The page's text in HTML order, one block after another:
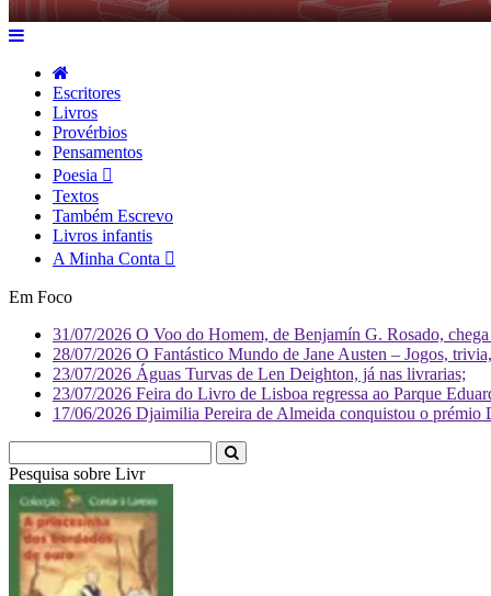
Escritores
Livros
Provérbios
Pensamentos
Poesia
Textos
Também Escrevo
Livros infantis
A Minha Conta
Em Foco
31/07/2026 O Voo do Homem, de Benjamín G. Rosado,
28/07/2026 O Fantástico Mundo de Jane Austen – Jogos,
23/07/2026 Águas Turvas de Len Deighton, já nas livrarias;
23/07/2026 Feira do Livro de Lisboa regressa ao Parque
17/06/2026 Djaimilia Pereira de Almeida conquistou o
Pesquisa sobre Literatura